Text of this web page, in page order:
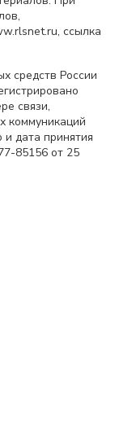
ссылка
средств России
связи,
коммуникаций
дата принятия
85156 от 25